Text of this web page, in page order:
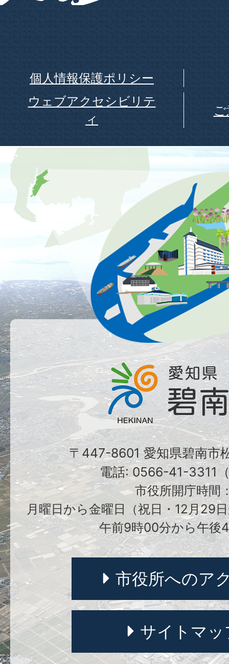
個人情報保護ポリシー
ウェブアクセシビリテ
ィ
〒447-8601 愛知県碧南市
電話: 0566-41-3311
市役所開庁時間
月曜日から金曜日（祝日・12月29
午前9時00分から午後
市役所へのア
サイトマッ